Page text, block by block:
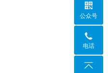

公众号

电话
